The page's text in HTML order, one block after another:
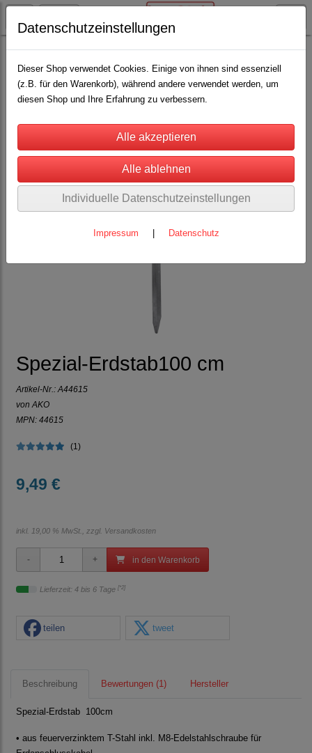
Weidezaun Restposten und anderes(117)
Spezial-Erdstab100 cm
Artikel-Nr.: A44615
von AKO
MPN: 44615
(1)
9,49 €
inkl. 19,00 % MwSt., zzgl. Versandkosten
in den Warenkorb
Lieferzeit: 4 bis 6 Tage [*2]
teilen tweet
Beschreibung Bewertungen (1) Hersteller
Spezial-Erdstab 100cm
• aus feuerverzinktem T-Stahl inkl. M8-Edelstahlschraube für
Datenschutzeinstellungen
Dieser Shop verwendet Cookies. Einige von ihnen sind essenziell
(z.B. für den Warenkorb), während andere verwendet werden, um
diesen Shop und Ihre Erfahrung zu verbessern.
Individuelle Datenschutzeinstellungen
Impressum Datenschutz